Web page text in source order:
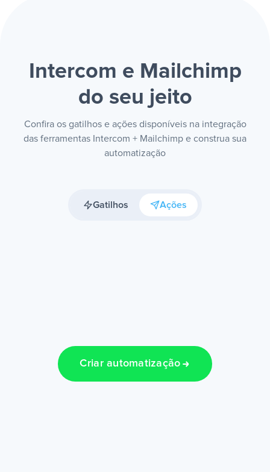
Intercom e Mailchimp
do seu jeito
Confira os gatilhos e ações disponíveis na integração
das ferramentas Intercom + Mailchimp e construa sua
automatização
Gatilhos Ações
Criar automatização